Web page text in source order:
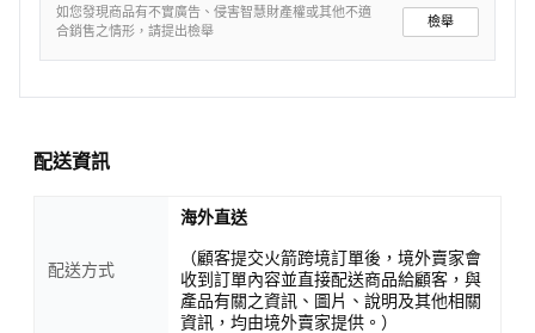
如您發現商品有不實廣告、侵害智慧財產權或其他不適
合銷售之情形，請提出檢舉
檢舉
配送資訊
配送方式
海外直送
（顧客提交火箭跨境訂單後，境外賣家會
收到訂單內容並直接配送商品給顧客，與
產品有關之資訊、圖片、說明及其他相關
資訊，均由境外賣家提供。）